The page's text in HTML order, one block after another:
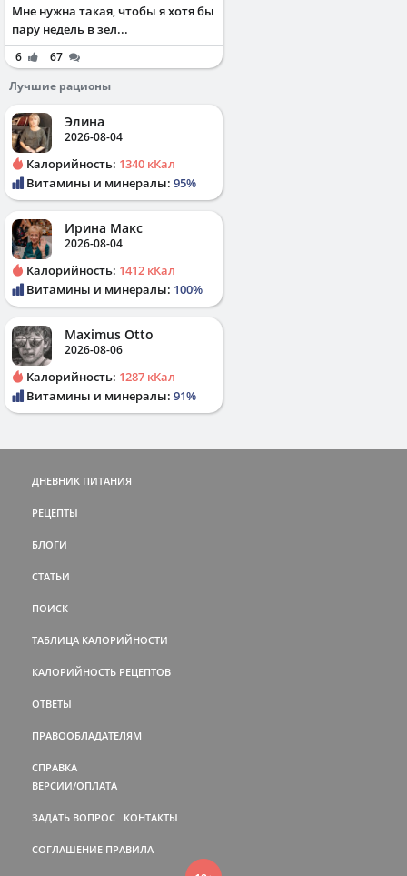
Мне нужна такая, чтобы я хотя бы
пару недель в зел...
6
67
Лучшие рационы
Элина
2026-08-04
Калорийность: 1340 кКал
Витамины и минералы: 95%
Ирина Макс
2026-08-04
Калорийность: 1412 кКал
Витамины и минералы: 100%
Maximus Otto
2026-08-06
Калорийность: 1287 кКал
Витамины и минералы: 91%
ДНЕВНИК ПИТАНИЯ
РЕЦЕПТЫ
БЛОГИ
СТАТЬИ
ПОИСК
ТАБЛИЦА КАЛОРИЙНОСТИ
КАЛОРИЙНОСТЬ РЕЦЕПТОВ
ОТВЕТЫ
ПРАВООБЛАДАТЕЛЯМ
СПРАВКА
ВЕРСИИ/ОПЛАТА
ЗАДАТЬ ВОПРОС КОНТАКТЫ
СОГЛАШЕНИЕ ПРАВИЛА